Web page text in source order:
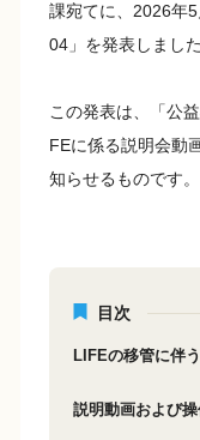
課宛てに、2026年
04」を発表しました
この発表は、「公
FEに係る説明会動
知らせるものです。
目次
LIFEの移管に伴
説明動画および